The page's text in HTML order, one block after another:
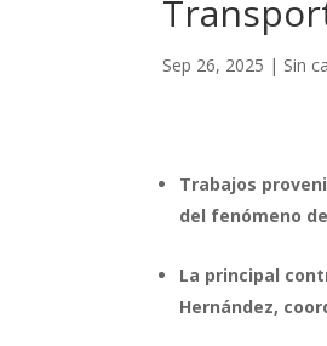
Sep 26, 2025 | Sin
Trabajos
del fenómeno
La principal
Hernández,